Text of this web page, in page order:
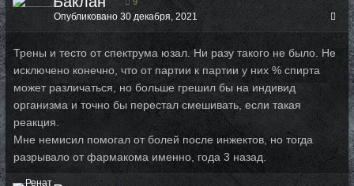
Опубликовано 30 декабря, 2021
Трены и тесто от спектрума юзал. Ни разу такого не было. Не
исключено конечно, что от партии к партии у них % спирта
может различаться, но больше грешил бы на индивид
организма и точно бы перестал смешивать, если такая
реакция.
Мне немисил помогал от болей после инжектов, но тогда
разрывало от фармакома именно, года 3 назад.